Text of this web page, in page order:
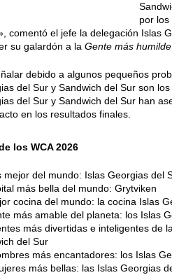
por
comentó el jefe la delegación Islas
su galardón a la Gente más
debido a algunos pequeños
del Sur y Sandwich del Sur son
del Sur y Sandwich del Sur han
en los resultados finales.
los WCA 2026
mejor del mundo: Islas Georgias del
más bella del mundo: Grytviken
cocina del mundo: la cocina Islas
más amable del planeta: los Islas
más divertidas e inteligentes de
del Sur
más encantadores: los Islas
más bellas: las Islas Georgias